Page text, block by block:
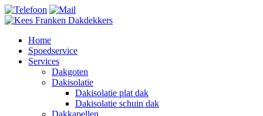
Home
Spoedservice
Services
Dakgoten
Dakisolatie
Dakisolatie plat dak
Dakisolatie schuin dak
Dakkapellen